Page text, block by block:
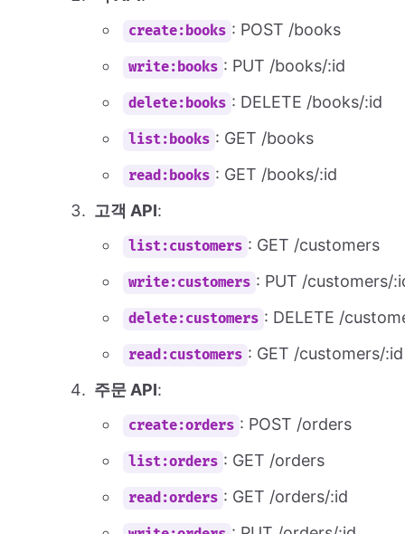
create:books : POST /books
write:books : PUT /books/:id
delete:books : DELETE /books/:id
list:books : GET /books
read:books : GET /books/:id
고객 API:
list:customers : GET /customers
write:customers : PUT /customers/
delete:customers : DELETE /
read:customers : GET /customers/:id
주문 API:
create:orders : POST /orders
list:orders : GET /orders
read:orders : GET /orders/:id